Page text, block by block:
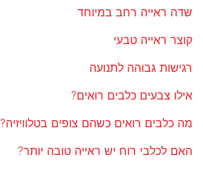
שדה ראייה רחב במיוחד
קוצר ראייה טבעי
רגישות גבוהה לתנועה
אילו צבעים כלבים רואים?
מה כלבים רואים כשהם צופים בטלוויזיה?
האם לכלבי רוח יש ראייה טובה יותר?